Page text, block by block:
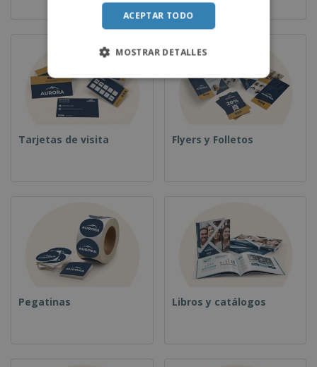
Tarjetas de visita Flyers y Folletos
Pegatinas Libros y catálogos
ACEPTAR TODO
MOSTRAR DETALLES